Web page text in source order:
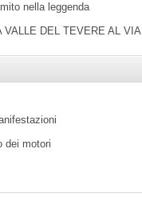
nella leggenda
VALLE DEL TEVERE AL VIA
dei motori